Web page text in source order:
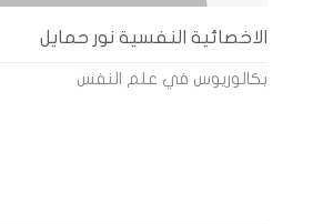
الاخصائية النفسية نور حمايل
بكالوريوس في علم النفس